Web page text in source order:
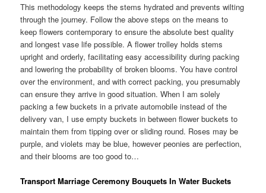
This methodology keeps the stems hydrated and prevents wilting
through the journey. Follow the above steps on the means to
keep flowers contemporary to ensure the absolute best quality
and longest vase life possible. A flower trolley holds stems
upright and orderly, facilitating easy accessibility during packing
and lowering the probability of broken blooms. You have control
over the environment, and with correct packing, you presumably
can ensure they arrive in good situation. When I am solely
packing a few buckets in a private automobile instead of the
delivery van, I use empty buckets in between flower buckets to
maintain them from tipping over or sliding round. Roses may be
purple, and violets may be blue, however peonies are perfection,
and their blooms are too good to…
Transport Marriage Ceremony Bouquets In Water Buckets